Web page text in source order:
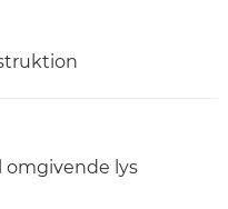
omgivende lys